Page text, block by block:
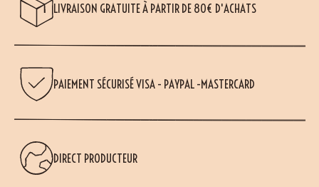
LIVRAISON GRATUITE À PARTIR DE 80€ D'ACHATS
PAIEMENT SÉCURISÉ VISA - PAYPAL -MASTERCARD
DIRECT PRODUCTEUR